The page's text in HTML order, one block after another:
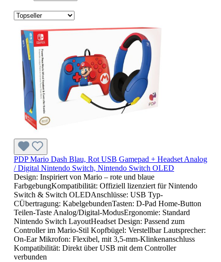
PDP Mario Dash Blau, Rot USB Gamepad + Headset Analog
/ Digital Nintendo Switch, Nintendo Switch OLED
Design: Inspiriert von Mario – rote und blaue
FarbgebungKompatibilität: Offiziell lizenziert für Nintendo
Switch & Switch OLEDAnschlüsse: USB Typ-
CÜbertragung: KabelgebundenTasten: D-Pad Home-Button
Teilen-Taste Analog/Digital-ModusErgonomie: Standard
Nintendo Switch LayoutHeadset Design: Passend zum
Controller im Mario-Stil Kopfbügel: Verstellbar Lautsprecher:
On-Ear Mikrofon: Flexibel, mit 3,5-mm-Klinkenanschluss
Kompatibilität: Direkt über USB mit dem Controller
verbunden